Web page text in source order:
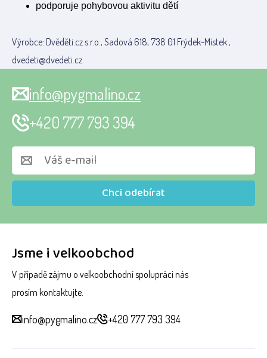
podporuje pohybovou aktivitu dětí
Výrobce: Dvěděti.cz s.r.o., Sadová 618, 738 01 Frýdek-Místek ,
dvedeti@dvedeti.cz
Jsme i velkoobchod
V případě zájmu o velkoobchodní spolupráci nás
prosím kontaktujte.
info@pygmalino.cz +420 777 793 394
Chci odebírat
info@pygmalino.cz
+420 777 793 394